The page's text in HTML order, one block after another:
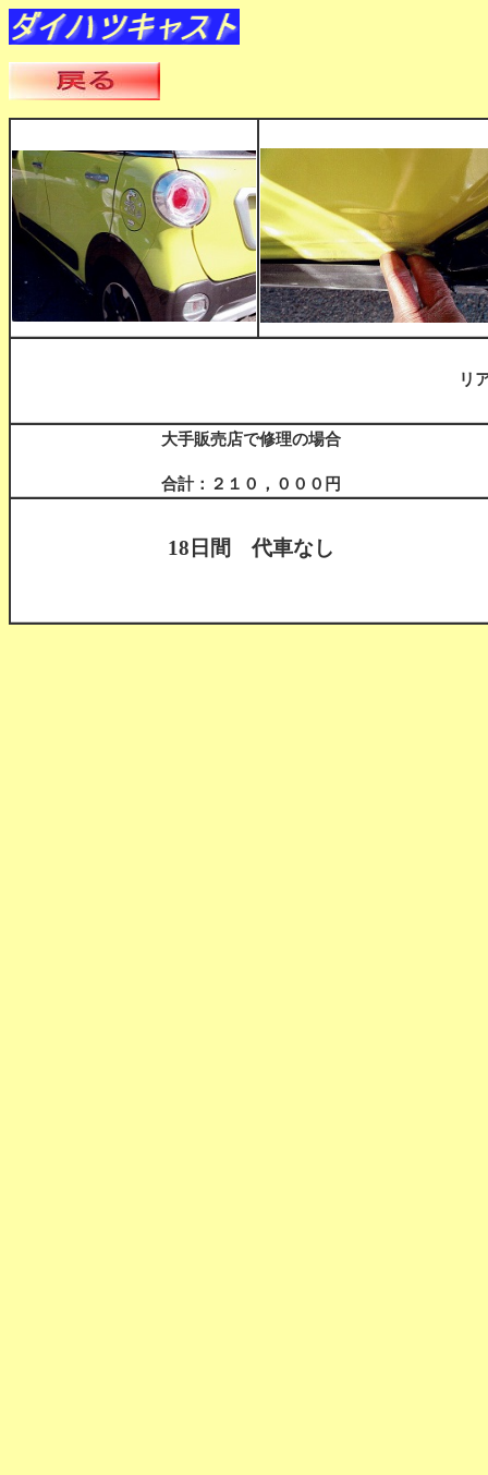
リ
大手販売店で修理の場合
合計：２１０，０００円
18日間 代車なし